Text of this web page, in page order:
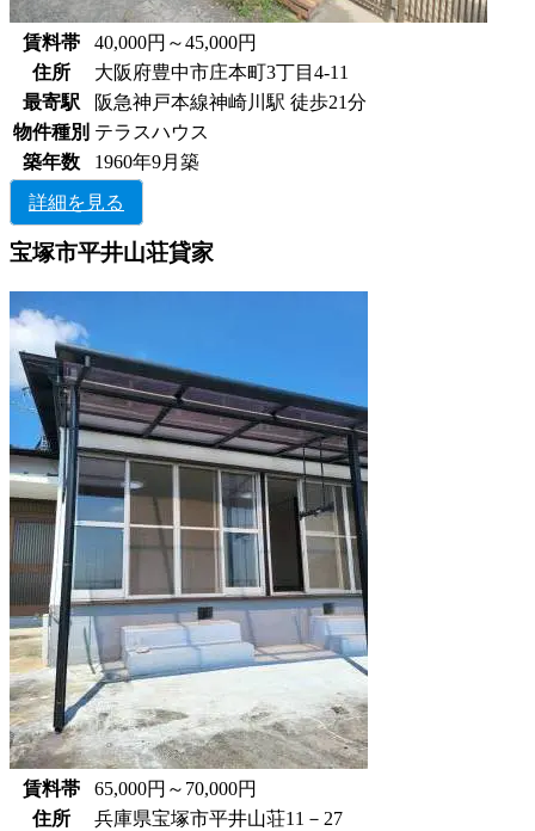
賃料帯
40,000円～45,000円
住所
大阪府豊中市庄本町3丁目4-11
最寄駅
阪急神戸本線神崎川駅 徒歩21分
物件種別 テラスハウス
築年数
1960年9月築
詳細を見る
宝塚市平井山荘貸家
賃料帯
65,000円～70,000円
住所
兵庫県宝塚市平井山荘11－27